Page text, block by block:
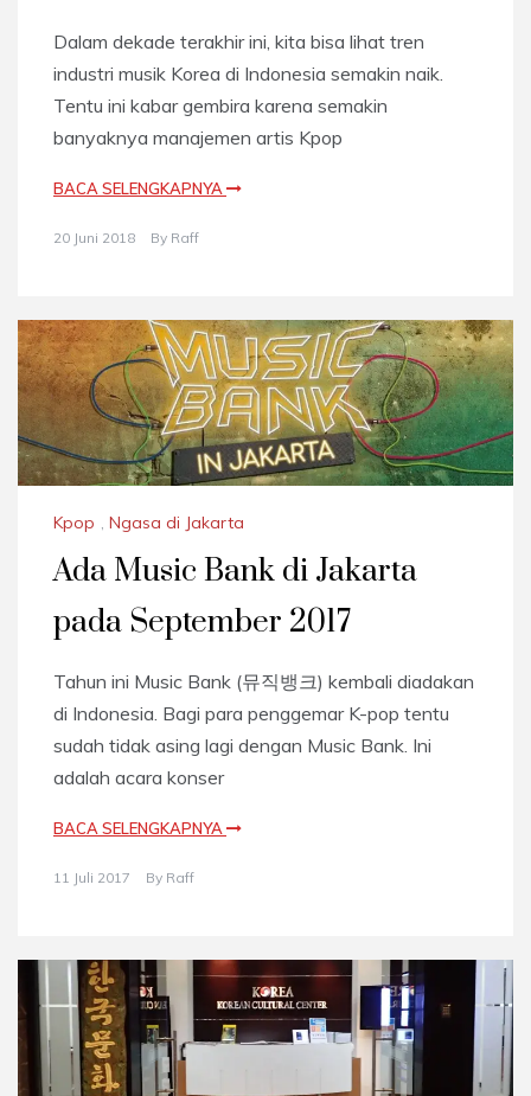
Dalam dekade terakhir ini, kita bisa lihat tren
industri musik Korea di Indonesia semakin naik.
Tentu ini kabar gembira karena semakin
banyaknya manajemen artis Kpop
BACA SELENGKAPNYA
20 Juni 2018 By Raff
Kpop , Ngasa di Jakarta
Ada Music Bank di Jakarta
pada September 2017
Tahun ini Music Bank (뮤직뱅크) kembali diadakan
di Indonesia. Bagi para penggemar K-pop tentu
sudah tidak asing lagi dengan Music Bank. Ini
adalah acara konser
BACA SELENGKAPNYA
11 Juli 2017 By Raff